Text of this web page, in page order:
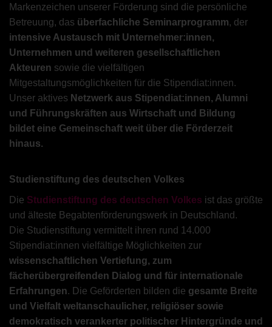
Markenzeichen unserer Förderung sind die persönliche
Betreuung, das überfachliche Seminarprogramm, der
intensive Austausch mit Unternehmer:innen,
Unternehmen und weiteren gesellschaftlichen
Akteuren sowie die vielfältigen
Mitgestaltungsmöglichkeiten für die Stipendiat:innen.
Unser aktives Netzwerk aus Stipendiat:innen, Alumni
und Führungskräften aus Wirtschaft und Bildung
bildet eine Gemeinschaft weit über die Förderzeit
hinaus.
Studienstiftung des deutschen Volkes
Die Studienstiftung des deutschen Volkes ist das größte
und älteste Begabtenförderungswerk in Deutschland.
Die Studienstiftung vermittelt ihren rund 14.000
Stipendiat:innen vielfältige Möglichkeiten zur
wissenschaftlichen Vertiefung, zum
fächerübergreifenden Dialog und für internationale
Erfahrungen. Die Geförderten bilden die gesamte Breite
und Vielfalt weltanschaulicher, religiöser sowie
demokratisch verankerter politischer Hintergründe und